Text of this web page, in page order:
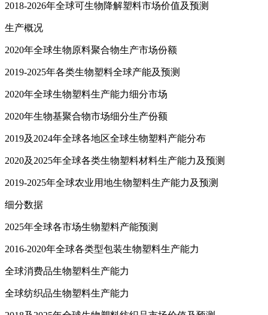
2018-2026年全球可生物降解塑料市场价值及预测
生产概况
2020年全球生物原料聚合物生产市场份额
2019-2025年各类生物塑料全球产能及预测
2020年全球生物塑料生产能力细分市场
2020年生物基聚合物市场细分生产份额
2019及2024年全球各地区全球生物塑料产能分布
2020及2025年全球各类生物塑料材料生产能力及预测
2019-2025年全球农业用地生物塑料生产能力及预测
细分数据
2025年全球各市场生物塑料产能预测
2016-2020年全球各类型包装生物塑料生产能力
全球消费品生物塑料生产能力
全球纺织品生物塑料生产能力